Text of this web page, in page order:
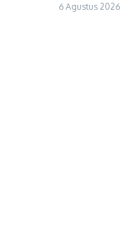
6 Agustus 2026